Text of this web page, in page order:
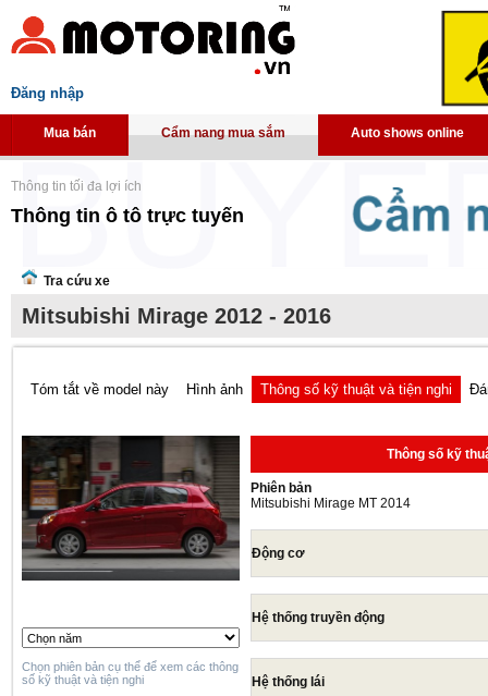
Đăng nhập
Mua bán Cẩm nang mua sắm Auto shows online
Thông tin tối đa lợi ích
Thông tin ô tô trực tuyến
Tra cứu xe
Mitsubishi Mirage 2012 - 2016
Tóm tắt về model này Hình ảnh Thông số kỹ thuật và tiện nghi
Chọn phiên bản cụ thể để xem các thông
số kỹ thuật và tiện nghi
Thông số kỹ
Phiên bản
Mitsubishi Mirage MT 2014
Động cơ
Hệ thống truyền động
Hệ thống lái